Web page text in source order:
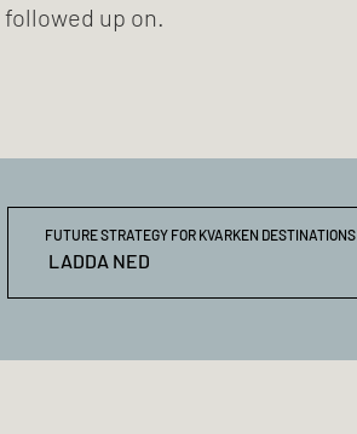
followed up on.
FUTURE STRATEGY FOR KVARKEN DESTINATIONS
LADDA NED